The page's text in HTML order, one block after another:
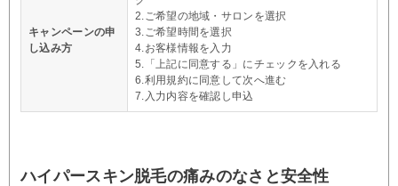
キャンペーンの申
し込み方
2.ご希望の地域・サロンを選択
3.ご希望時間を選択
4.お客様情報を入力
5.「上記に同意する」にチェックを入れる
6.利用規約に同意して次へ進む
7.入力内容を確認し申込
ハイパースキン脱毛の痛みのなさと安全性